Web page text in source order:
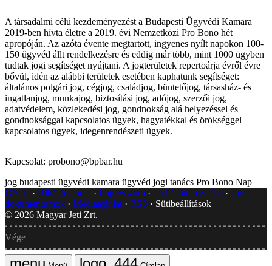
A társadalmi célú kezdeményezést a Budapesti Ügyvédi Kamara
2019-ben hívta életre a 2019. évi Nemzetközi Pro Bono hét
apropóján. Az azóta évente megtartott, ingyenes nyílt napokon 100-
150 ügyvéd állt rendelkezésre és eddig már több, mint 1000 ügyben
tudtak jogi segítséget nyújtani. A jogterületek repertoárja évről évre
bővül, idén az alábbi területek esetében kaphatunk segítséget:
általános polgári jog, cégjog, családjog, büntetőjog, társasház- és
ingatlanjog, munkajog, biztosítási jog, adójog, szerzői jog,
adatvédelem, közlekedési jog, gondnokság alá helyezéssel és
gondnoksággal kapcsolatos ügyek, hagyatékkal és örökséggel
kapcsolatos ügyek, idegenrendészeti ügyek.
Kapcsolat: probono@bpbar.hu
jog budapesti ügyvédi kamara ügyvéd jogi tanács Pro Bono Nap
GYIK
Hibát jelentek Impresszum Javítások kezelése
Jogi
dokumentumok
Médiaajánlat RSS
Sütibeállítások
© 2026 Magyar Jeti Zrt.
Vége